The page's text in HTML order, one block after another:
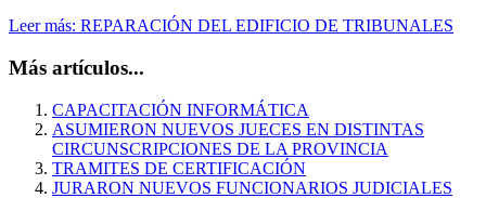
Leer más: REPARACIÓN DEL EDIFICIO DE TRIBUNALES
Más artículos...
CAPACITACIÓN INFORMÁTICA
ASUMIERON NUEVOS JUECES EN DISTINTAS
CIRCUNSCRIPCIONES DE LA PROVINCIA
TRAMITES DE CERTIFICACIÓN
JURARON NUEVOS FUNCIONARIOS JUDICIALES